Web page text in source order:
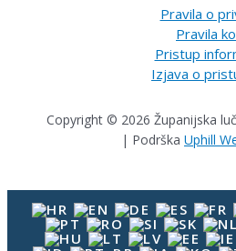
Pravila o
Pravila
Pristup
Izjava o
Copyright © 2026 Županijska
| Podrška Uphill